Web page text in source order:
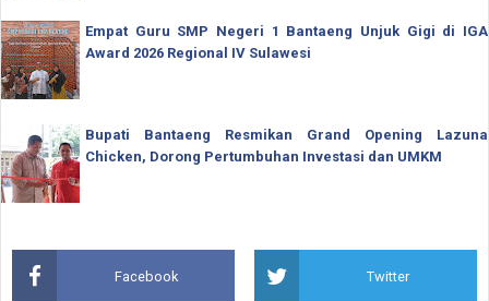
Empat Guru SMP Negeri 1 Bantaeng Unjuk Gigi di IGA
Award 2026 Regional IV Sulawesi
Bupati Bantaeng Resmikan Grand Opening Lazuna
Chicken, Dorong Pertumbuhan Investasi dan UMKM
Facebook Twitter